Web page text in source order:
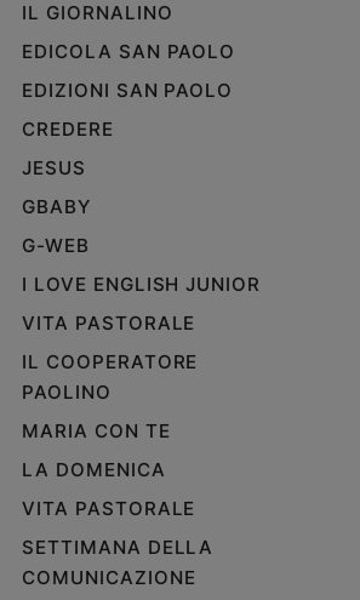
IL GIORNALINO
EDICOLA SAN PAOLO
EDIZIONI SAN PAOLO
CREDERE
JESUS
GBABY
G-WEB
I LOVE ENGLISH JUNIOR
VITA PASTORALE
IL COOPERATORE
PAOLINO
MARIA CON TE
LA DOMENICA
VITA PASTORALE
SETTIMANA DELLA
COMUNICAZIONE